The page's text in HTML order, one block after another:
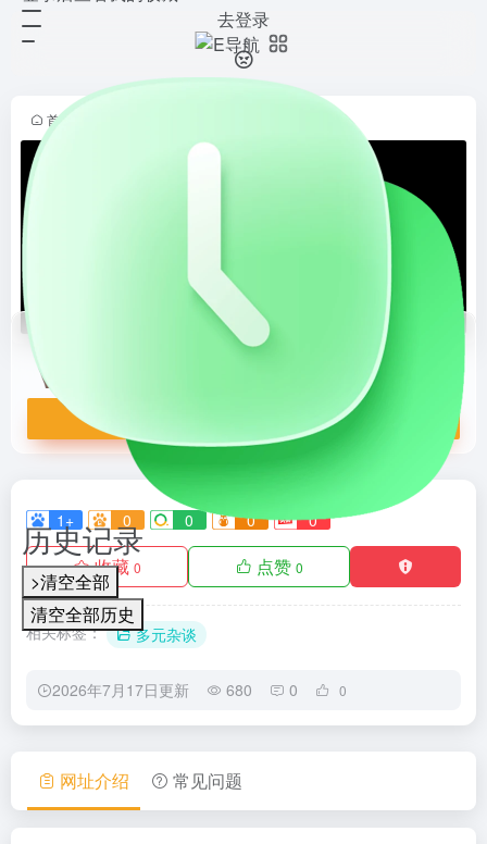
去登录
历史记录
>清空全部
清空全部历史
首页
1+ 0 0 0 0
收藏 0 点赞 0
相关标签： 多元杂谈
2026年7月17日更新 680 0 0
记录技术探索、生活随笔与个人思考
的独立博客，分享真实经验、灵感片
网址介绍 常见问题